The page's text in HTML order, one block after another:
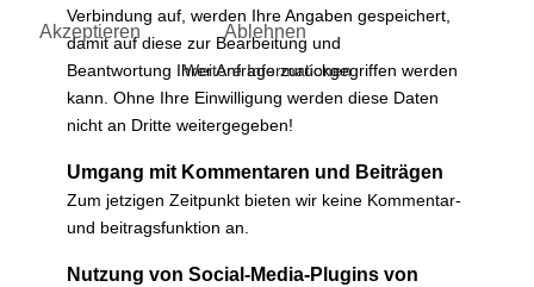
Verbindung auf, werden Ihre Angaben gespeichert,
damit auf diese zur Bearbeitung und
Beantwortung Ihrer Anfrage zurückgegriffen werden
kann. Ohne Ihre Einwilligung werden diese Daten
nicht an Dritte weitergegeben!
Umgang mit Kommentaren und Beiträgen
Zum jetzigen Zeitpunkt bieten wir keine Kommentar-
und beitragsfunktion an.
Nutzung von Social-Media-Plugins von
Akzeptieren Ablehnen
Weitere Informationen